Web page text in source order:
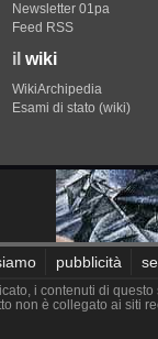
Newsletter 01pa
Feed RSS
il wiki
WikiArchipedia
Esami di stato (wiki)
pubblicità
i contenuti di
non è collegato ai siti